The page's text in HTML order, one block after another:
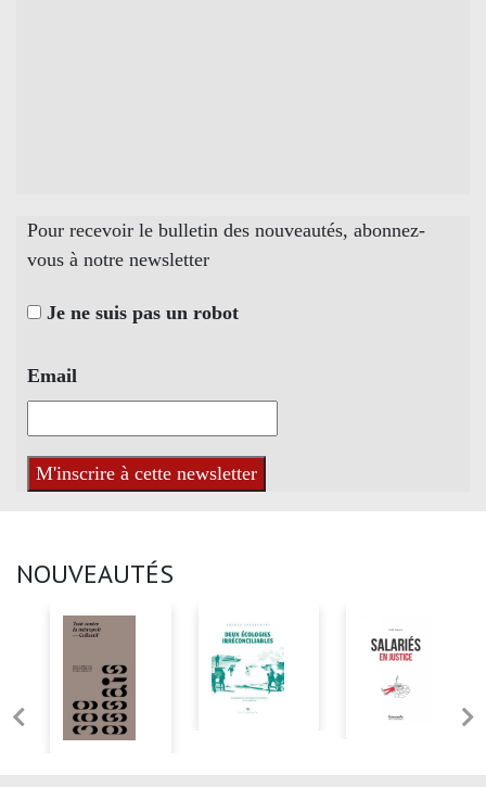
Pour recevoir le bulletin des nouveautés, abonnez-
vous à notre newsletter
Je ne suis pas un robot
Email
NOUVEAUTÉS